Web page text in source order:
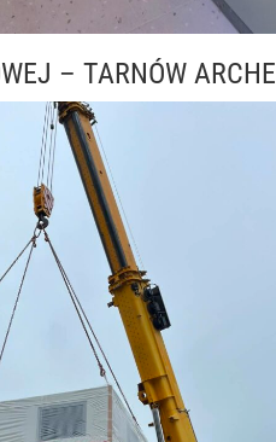
– TARNÓW ARCHE